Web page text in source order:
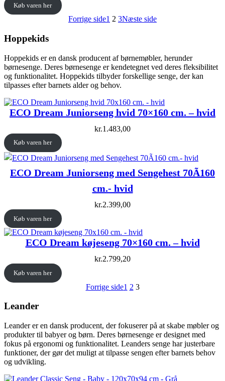
Køb varen her
Forrige side1 2 3Næste side
Hoppekids
Hoppekids er en dansk producent af børnemøbler, herunder
børnesenge. Deres børnesenge er kendetegnet ved deres fleksibilitet
og funktionalitet. Hoppekids tilbyder forskellige senge, der kan
tilpasses efter barnets alder og behov.
ECO Dream Juniorseng hvid 70×160 cm. – hvid
kr.1.483,00
Køb varen her
ECO Dream Juniorseng med Sengehest 70Ã160
cm.- hvid
kr.2.399,00
Køb varen her
ECO Dream køjeseng 70×160 cm. – hvid
kr.2.799,20
Køb varen her
Forrige side1 2 3
Leander
Leander er en dansk producent, der fokuserer på at skabe møbler og
produkter til babyer og børn. Deres børnesenge er designet med
fokus på ergonomi og funktionalitet. Leanders senge har justerbare
funktioner, der gør det muligt at tilpasse sengen efter barnets behov
og udvikling.